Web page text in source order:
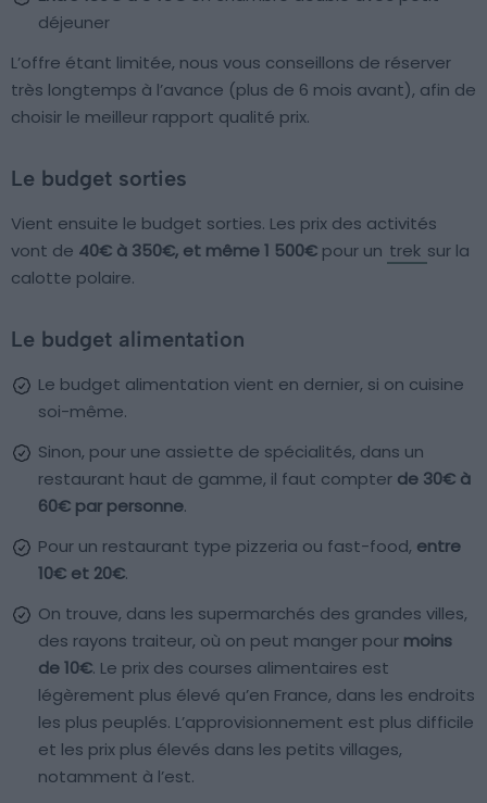
déjeuner
L’offre étant limitée, nous vous conseillons de réserver
très longtemps à l’avance (plus de 6 mois avant), afin de
choisir le meilleur rapport qualité prix.
Le budget sorties
Vient ensuite le budget sorties. Les prix des activités
vont de 40€ à 350€, et même 1 500€ pour un trek sur la
calotte polaire.
Le budget alimentation
Le budget alimentation vient en dernier, si on cuisine
soi-même.
Sinon, pour une assiette de spécialités, dans un
restaurant haut de gamme, il faut compter de 30€ à
60€ par personne.
Pour un restaurant type pizzeria ou fast-food, entre
10€ et 20€.
On trouve, dans les supermarchés des grandes villes,
des rayons traiteur, où on peut manger pour moins
de 10€. Le prix des courses alimentaires est
légèrement plus élevé qu’en France, dans les endroits
les plus peuplés. L’approvisionnement est plus difficile
et les prix plus élevés dans les petits villages,
notamment à l’est.